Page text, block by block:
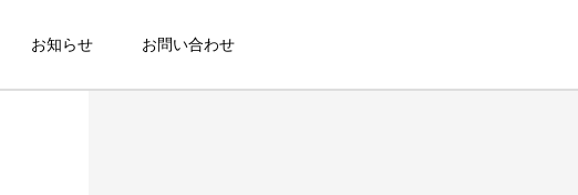
お知らせ お問い合わせ